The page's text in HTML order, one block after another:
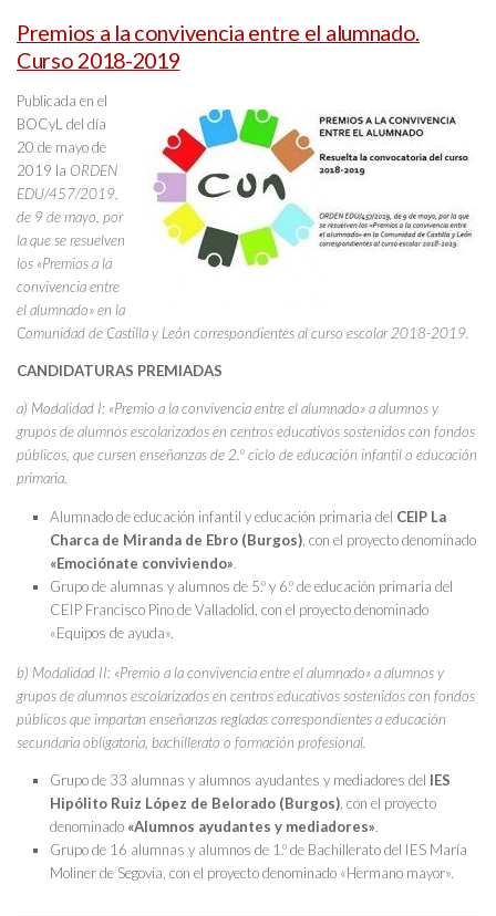
Premios a la convivencia entre el alumnado.
Curso 2018-2019
Publicada en el
BOCyL del día
20 de mayo de
2019 la ORDEN
EDU/457/2019,
de 9 de mayo, por
la que se resuelven
los «Premios a la
convivencia entre
el alumnado» en la
Comunidad de Castilla y León correspondientes al curso escolar 2018-2019.
CANDIDATURAS PREMIADAS
a) Modalidad I: «Premio a la convivencia entre el alumnado» a alumnos y
grupos de alumnos escolarizados en centros educativos sostenidos con fondos
públicos, que cursen enseñanzas de 2.º ciclo de educación infantil o educación
primaria.
Alumnado de educación infantil y educación primaria del CEIP La
Charca de Miranda de Ebro (Burgos) , con el proyecto denominado
«Emociónate conviviendo».
Grupo de alumnas y alumnos de 5.º y 6.º de educación primaria del
CEIP Francisco Pino de Valladolid, con el proyecto denominado
«Equipos de ayuda».
b) Modalidad II: «Premio a la convivencia entre el alumnado» a alumnos y
grupos de alumnos escolarizados en centros educativos sostenidos con fondos
públicos que impartan enseñanzas regladas correspondientes a educación
secundaria obligatoria, bachillerato o formación profesional.
Grupo de 33 alumnas y alumnos ayudantes y mediadores del IES
Hipólito Ruiz López de Belorado (Burgos) , con el proyecto
denominado «Alumnos ayudantes y mediadores».
Grupo de 16 alumnas y alumnos de 1.º de Bachillerato del IES María
Moliner de Segovia, con el proyecto denominado «Hermano mayor».